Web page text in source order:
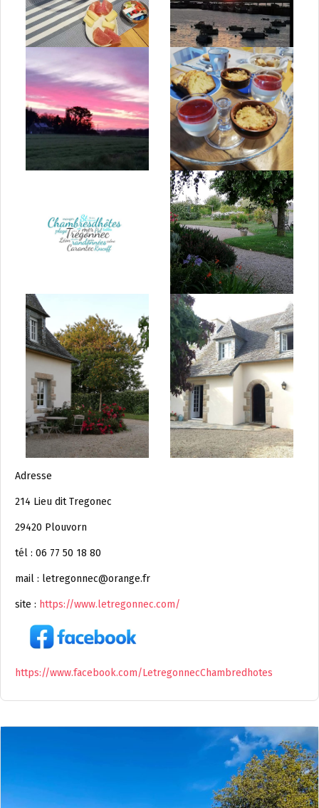
Adresse
214 Lieu dit Tregonec
29420 Plouvorn
tél : 06 77 50 18 80
mail : letregonnec@orange.fr
site : https://www.letregonnec.com/
https://www.facebook.com/LetregonnecChambredhotes